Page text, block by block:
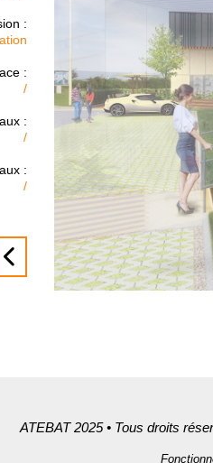
:
:
/
:
/
:
/
ATEBAT 2025 • Tous droits